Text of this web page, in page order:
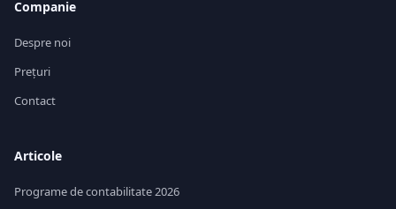
Companie
Despre noi
Prețuri
Contact
Articole
Programe de contabilitate 2026